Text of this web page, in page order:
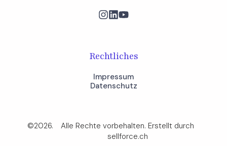
Rechtliches
Impressum
Datenschutz
©2026.
Alle Rechte vorbehalten. Erstellt durch
sellforce.ch